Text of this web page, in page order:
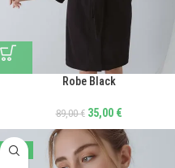
Robe Black
89,00€ 35,00 €
-56%